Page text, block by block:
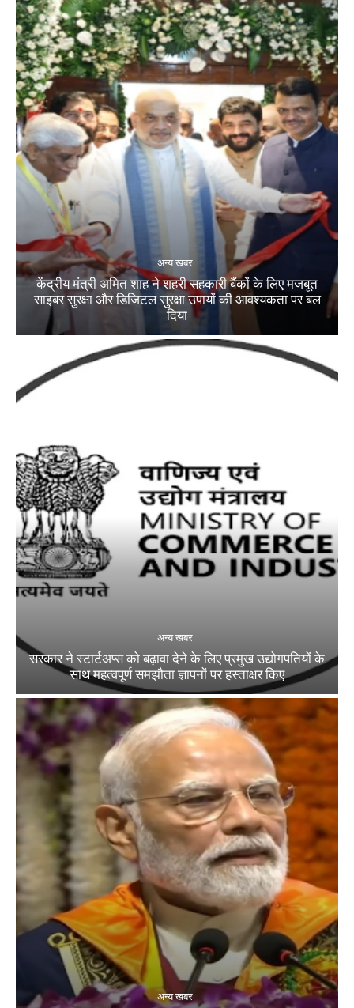
अन्य खबर
केंद्रीय मंत्री अमित शाह ने शहरी सहकारी बैंकों के लिए मजबूत
साइबर सुरक्षा और डिजिटल सुरक्षा उपायों की आवश्यकता पर बल
दिया
अन्य खबर
सरकार ने स्टार्टअप्‍स को बढ़ावा देने के लिए प्रमुख उद्योगपतियों के
साथ महत्‍वपूर्ण समझौता ज्ञापनों पर हस्‍ताक्षर किए
अन्य खबर